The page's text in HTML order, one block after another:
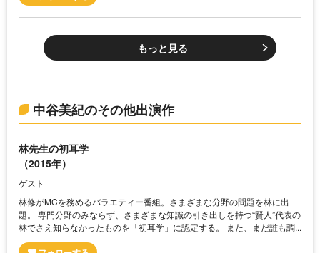
もっと見る
中谷美紀のその他出演作
林先生の初耳学
（2015年）
ゲスト
林修がMCを務めるバラエティー番組。さまざまな分野の問題を林に出
題。 専門分野のみならず、さまざまな知識の引き出しを持つ“賢人”代表の
林でさえ知らなかったものを「初耳学」に認定する。 また、まだ誰も調...